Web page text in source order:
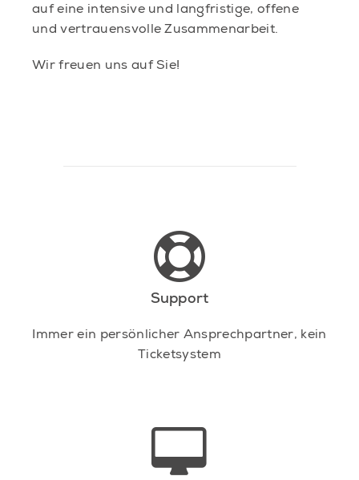
auf eine intensive und langfristige, offene
und vertrauensvolle Zusammenarbeit.
Wir freuen uns auf Sie!
Support
Immer ein persönlicher Ansprechpartner, kein
Ticketsystem